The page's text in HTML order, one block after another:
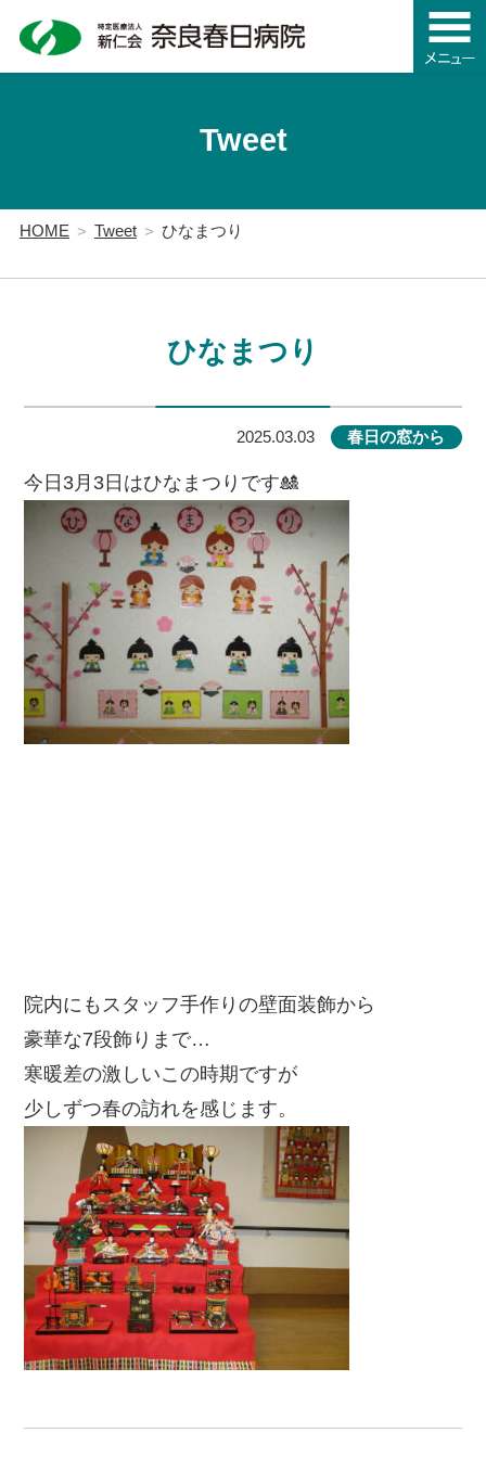
Tweet
HOME Tweet ひなまつり
ひなまつり
2025.03.03 春日の窓から
今日3月3日はひなまつりです🎎
院内にもスタッフ手作りの壁面装飾から
豪華な7段飾りまで…
寒暖差の激しいこの時期ですが
少しずつ春の訪れを感じます。